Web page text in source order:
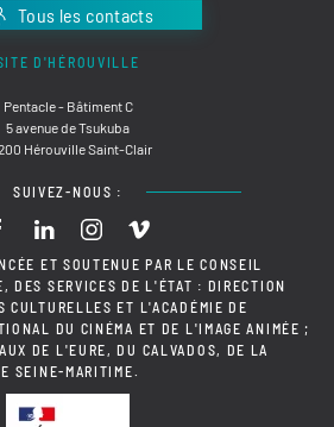
Tous les contacts
D'HÉROUVILLE
Pentacle - Bâtiment C
5 avenue de Tsukuba
Hérouville Saint-Clair
SUIVEZ-NOUS :
ET SOUTENUE PAR LE CONSEIL
DES SERVICES DE L'ÉTAT : DIRECTION
CULTURELLES ET L'ACADÉMIE DE
DU CINÉMA ET DE L'IMAGE ANIMÉE ;
DE L'EURE, DU CALVADOS, DE LA
SEINE-MARITIME.